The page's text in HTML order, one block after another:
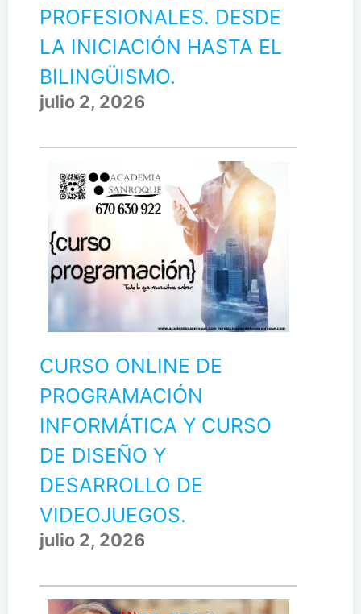
PROFESIONALES. DESDE
LA INICIACIÓN HASTA EL
BILINGÜISMO.
julio 2, 2026
CURSO ONLINE DE
PROGRAMACIÓN
INFORMÁTICA Y CURSO
DE DISEÑO Y
DESARROLLO DE
VIDEOJUEGOS.
julio 2, 2026